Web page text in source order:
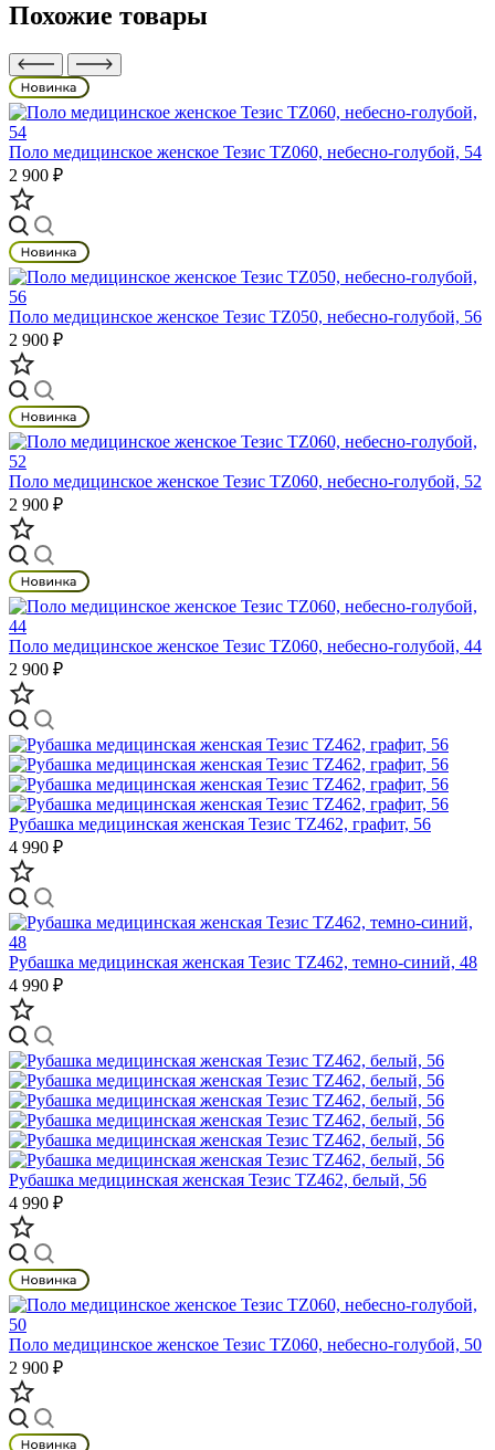
Похожие товары
Поло медицинское женское Тезис TZ060, небесно-голубой, 54
2 900 ₽
Поло медицинское женское Тезис TZ050, небесно-голубой, 56
2 900 ₽
Поло медицинское женское Тезис TZ060, небесно-голубой, 52
2 900 ₽
Поло медицинское женское Тезис TZ060, небесно-голубой, 44
2 900 ₽
Рубашка медицинская женская Тезис TZ462, графит, 56
4 990 ₽
Рубашка медицинская женская Тезис TZ462, темно-синий, 48
4 990 ₽
Рубашка медицинская женская Тезис TZ462, белый, 56
4 990 ₽
Поло медицинское женское Тезис TZ060, небесно-голубой, 50
2 900 ₽